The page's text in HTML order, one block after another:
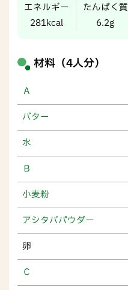
エネルギー
281kcal
たんぱく質
6.2g
材料（4人分）
Ａ
バター
水
Ｂ
小麦粉
アシタバパウダー
卵
Ｃ